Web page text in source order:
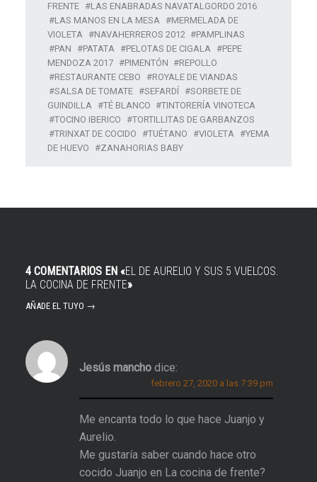
FRENTE
LAS ENABRADAS NAVATALGORDO 2016
LAS MANOS EN LA MESA
MERMELADA DE
VIOLETA
NAVAHERREROS 2012
PAMPLINAS
PAN
PATATA PELOTAS DE CIGALA
PEPE
MENDOZA 2017
PIMENTÓN
REPOLLO
RESTAURANTE CEBO
ROYALE DE VIANDAS
SALSA DE TOMATE
SEFARDÍ
SORBETE DE
GUINDILLA
TÉ BLANCO
TINTORERÍA VINOTECA
TOCINO IBERICO
TORTILLITAS DE GARBANZOS
TRINXAT DE COCIDO
TUÉTANO VIOLETA
YEMA
DE HUEVO
ZANAHORIAS BABY
4 COMENTARIOS EN «EL DE AURELIO Y SUS 5 VUELCOS.
LA COCINA DE FRENTE»
AÑADE EL TUYO →
Jesús mancho dice:
febrero 27, 2020 a las 7:39 pm
Me encanta todo lo que hace Juanjo y
Aurelio.
Me gustaría saber cuando hace otro
cocido Juanjo en La cocina de frente?